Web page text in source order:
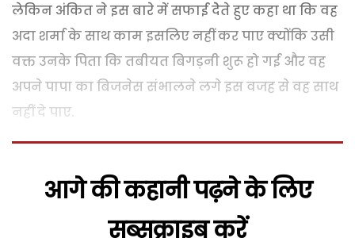
लेकिन अंकित ने इस बारे में सफाई देेते हुए कहा था कि वह
अदा शर्मा के साथ काम इसलिए नहीं कर पाए क्योंकि उसी
वक्त उनके पिता कि तबीयत बिगड़नी शुरू हो गई और वह
अपने पापा का बिजनेस संभालने लगे इस वजह से वह साथ
नहीं दे पाए.
आगे की कहानी पढ़ने के लिए
सब्सक्राइब करें